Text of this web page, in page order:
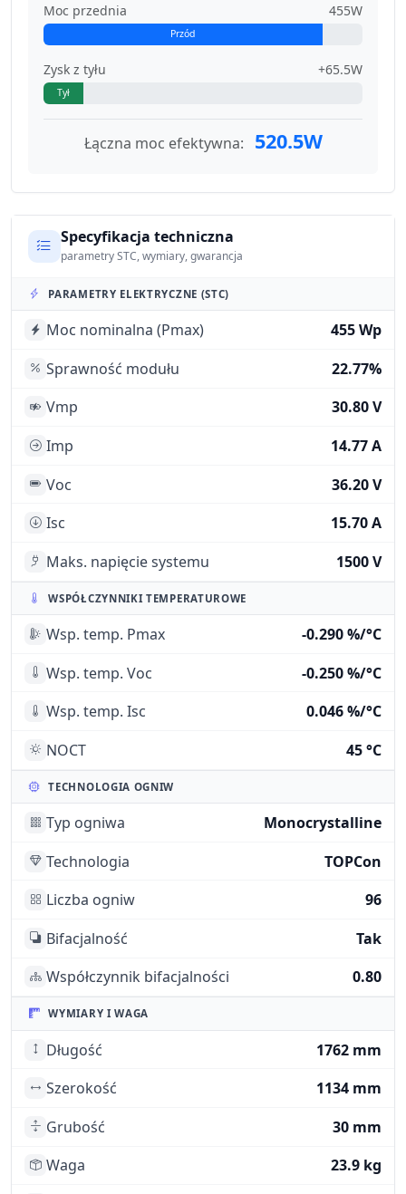
Moc przednia
455W
Przód
Zysk z tyłu +65.5W
Tył
Łączna moc efektywna: 520.5W
Specyfikacja techniczna
parametry STC, wymiary, gwarancja
PARAMETRY ELEKTRYCZNE (STC)
Moc nominalna (Pmax)
455 Wp
Sprawność modułu
22.77%
Vmp
30.80 V
Imp
14.77 A
Voc
36.20 V
Isc
15.70 A
Maks. napięcie systemu
1500 V
WSPÓŁCZYNNIKI TEMPERATUROWE
Wsp. temp. Pmax
-0.290 %/°C
Wsp. temp. Voc
-0.250 %/°C
Wsp. temp. Isc
0.046 %/°C
NOCT
45 °C
TECHNOLOGIA OGNIW
Typ ogniwa
Monocrystalline
Technologia
TOPCon
Liczba ogniw
96
Bifacjalność
Tak
Współczynnik bifacjalności
0.80
WYMIARY I WAGA
Długość
1762 mm
Szerokość
1134 mm
Grubość
30 mm
Waga
23.9 kg